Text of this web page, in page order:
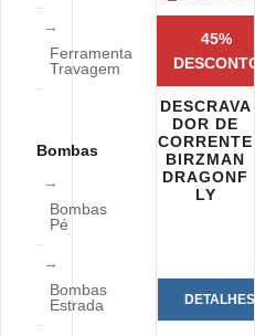
45%
DESCONTO
DESCRAVA
DOR DE
CORRENTE
BIRZMAN
DRAGONF
LY
DETALHES
Ferramenta
Travagem
Bombas
Bombas
Pé
Bombas
Estrada